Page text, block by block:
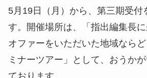
5月19日（月）から、第三期受付
す。開催場所は、「指出編集長
オファーをいただいた地域なら
ミナーツアー」として、おうか
ております。